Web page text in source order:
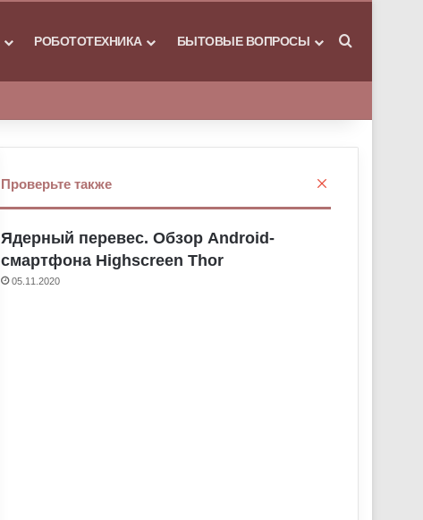
РОБОТОТЕХНИКА БЫТОВЫЕ ВОПРОСЫ
Проверьте также
Ядерный перевес. Обзор Android-
смартфона Highscreen Thor
05.11.2020